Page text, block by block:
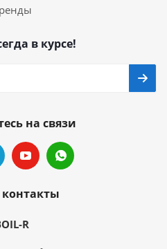
в курсе!
на связи
R